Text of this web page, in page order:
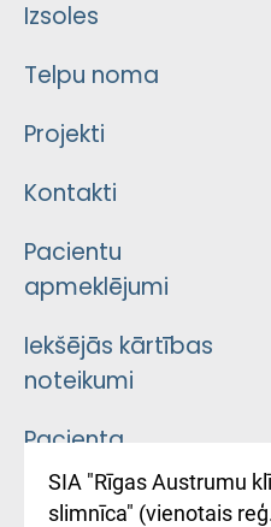
Izsoles
Telpu noma
Projekti
Kontakti
Pacientu
apmeklējumi
Iekšējās kārtības
noteikumi
Pacienta
atsauksmju/sūdzību
iesniegšanas
SIA "Rīgas Austrumu
slimnīca" (vienotais